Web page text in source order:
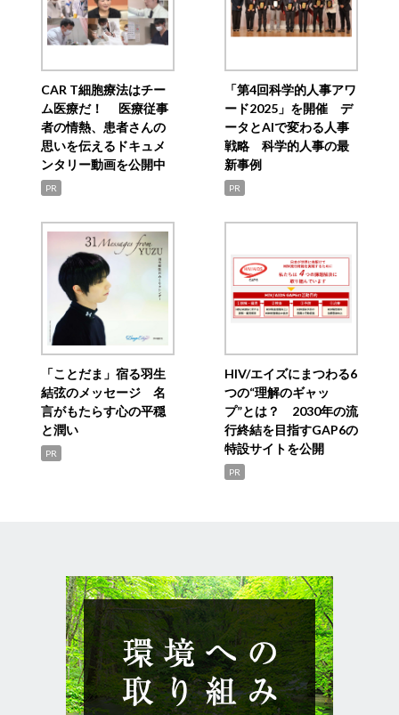
CAR T細胞療法はチー
ム医療だ！ 医療従事
者の情熱、患者さんの
思いを伝えるドキュメ
ンタリー動画を公開中
PR
「第4回科学的人事アワ
ード2025」を開催 デ
ータとAIで変わる人事
戦略 科学的人事の最
新事例
PR
「ことだま」宿る羽生
結弦のメッセージ 名
言がもたらす心の平穏
と潤い
PR
HIV/エイズにまつわる6
つの“理解のギャッ
プ”とは？ 2030年の流
行終結を目指すGAP6の
特設サイトを公開
PR